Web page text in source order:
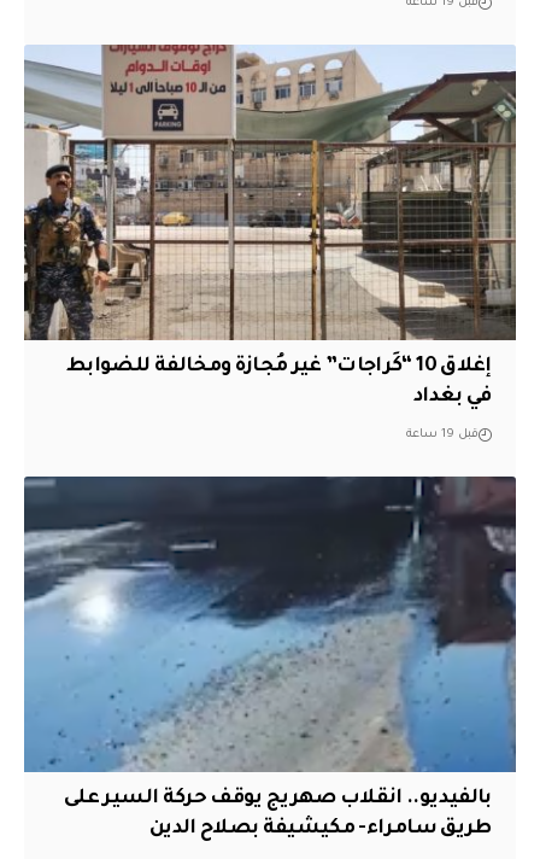
إغلاق 10 “كَراجات” غير مُجازة ومخالفة للضوابط
في بغداد
قبل 19 ساعة
بالفيديو.. انقلاب صهريج يوقف حركة السير على
طريق سامراء- مكيشيفة بصلاح الدين